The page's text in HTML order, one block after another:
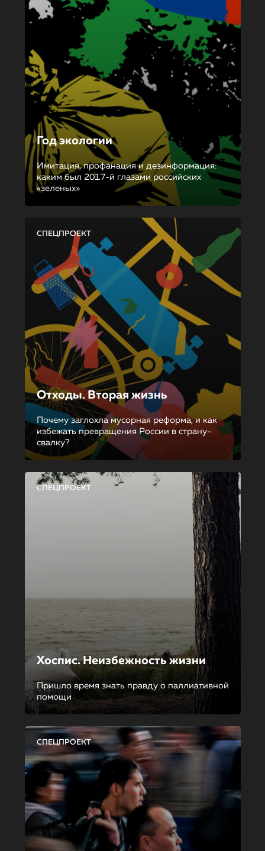
Год экологии
Имитация, профанация и дезинформация:
каким был 2017-й глазами российских
«зеленых»
СПЕЦПРОЕКТ
Отходы. Вторая жизнь
Почему заглохла мусорная реформа, и как
избежать превращения России в страну-
свалку?
СПЕЦПРОЕКТ
Хоспис. Неизбежность жизни
Пришло время знать правду о паллиативной
помощи
СПЕЦПРОЕКТ